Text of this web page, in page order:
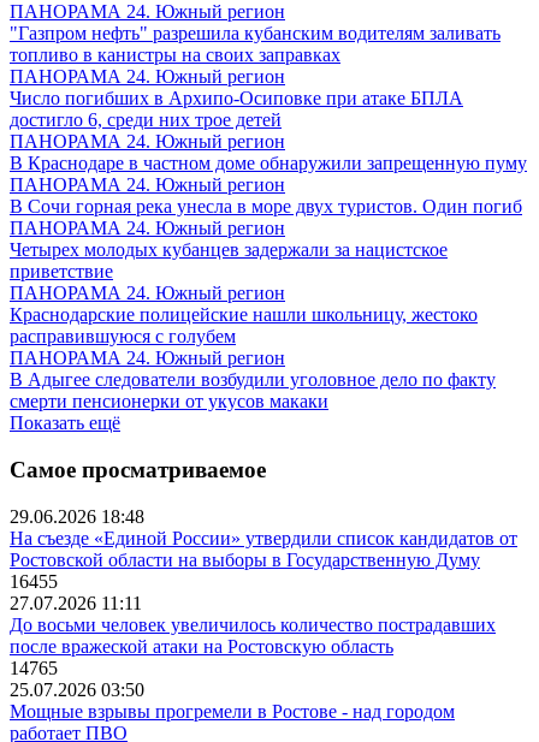
ПАНОРАМА 24. Южный регион
"Газпром нефть" разрешила кубанским водителям заливать
топливо в канистры на своих заправках
ПАНОРАМА 24. Южный регион
Число погибших в Архипо-Осиповке при атаке БПЛА
достигло 6, среди них трое детей
ПАНОРАМА 24. Южный регион
В Краснодаре в частном доме обнаружили запрещенную пуму
ПАНОРАМА 24. Южный регион
В Сочи горная река унесла в море двух туристов. Один погиб
ПАНОРАМА 24. Южный регион
Четырех молодых кубанцев задержали за нацистское
приветствие
ПАНОРАМА 24. Южный регион
Краснодарские полицейские нашли школьницу, жестоко
расправившуюся с голубем
ПАНОРАМА 24. Южный регион
В Адыгее следователи возбудили уголовное дело по факту
смерти пенсионерки от укусов макаки
Показать ещё
Самое просматриваемое
29.06.2026 18:48
На съезде «Единой России» утвердили список кандидатов от
Ростовской области на выборы в Государственную Думу
16455
27.07.2026 11:11
До восьми человек увеличилось количество пострадавших
после вражеской атаки на Ростовскую область
14765
25.07.2026 03:50
Мощные взрывы прогремели в Ростове - над городом
работает ПВО